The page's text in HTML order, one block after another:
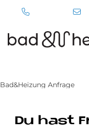
Bad&Heizung Anfrage
Du hast